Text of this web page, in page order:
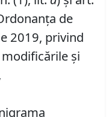
de
2019, privind
și